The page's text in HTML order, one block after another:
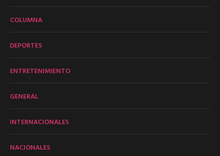
COLUMNA
DEPORTES
ENTRETENIMIENTO
GENERAL
INTERNACIONALES
NACIONALES